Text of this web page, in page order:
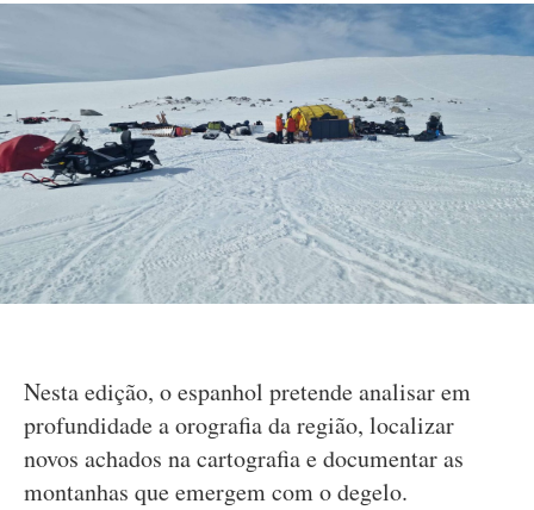
Nesta edição, o espanhol pretende analisar em
profundidade a orografia da região, localizar
novos achados na cartografia e documentar as
montanhas que emergem com o degelo.